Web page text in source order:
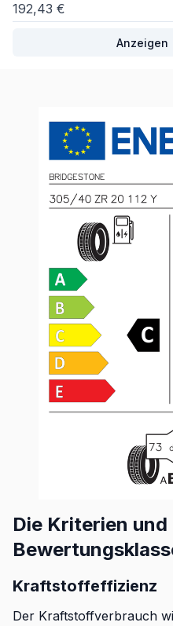
192,43 €
Anzeigen
Die Kriterien und
Kraftstoffeffizienz
Der Kraftstoffverbrauch